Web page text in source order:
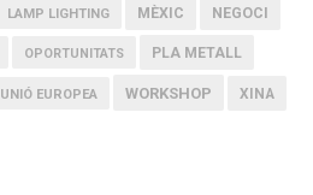
LAMP LIGHTING MÈXIC NEGOCI
OPORTUNITATS PLA METALL
UNIÓ EUROPEA WORKSHOP XINA